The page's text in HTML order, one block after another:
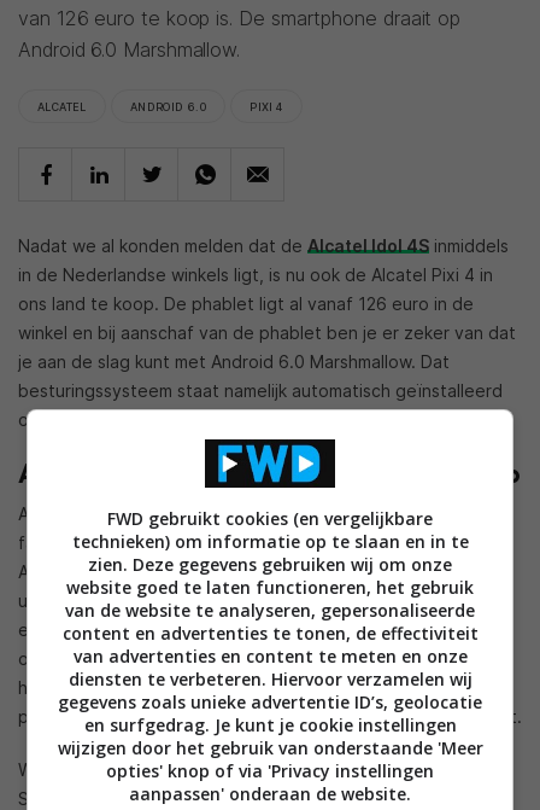
van 126 euro te koop is. De smartphone draait op
Android 6.0 Marshmallow.
ALCATEL ANDROID 6.0 PIXI 4
Nadat we al konden melden dat de Alcatel Idol 4S inmiddels
in de Nederlandse winkels ligt, is nu ook de Alcatel Pixi 4 in
ons land te koop. De phablet ligt al vanaf 126 euro in de
winkel en bij aanschaf van de phablet ben je er zeker van dat
je aan de slag kunt met Android 6.0 Marshmallow. Dat
besturingssysteem staat namelijk automatisch geïnstalleerd
op het 6-inch apparaat.
Alcatel Pixi 4 nu ook in Nederland te koop
Alcatel bouwde in de afgelopen jaren een naam op als
fabrikant dat goedkope toestellen op de markt brengt.
Alhoewel het Chinese bedrijf zo nu en dan weleens een
uitzondering maakt, zoals bij de Idol 4S, is de Pixi 4 weer een
echt betaalbaar toestel. Zoals gezegd draait de smartphone
op Android 6.0. Daarnaast zit er een helder IPS lcd-scherm in
het toestel met een beeldschermresolutie van 1280 x 720
pixels. Duidelijk is dus dat Alcatel hier niet op bezuinigd heeft.
Wat betreft processor is gekozen voor een Qualcomm
Snapdragon 210 met een kloksnelheid van 1,1GHz. Verder
FWD gebruikt cookies (en vergelijkbare
technieken) om informatie op te slaan en in te
zien. Deze gegevens gebruiken wij om onze
website goed te laten functioneren, het gebruik
van de website te analyseren, gepersonaliseerde
content en advertenties te tonen, de effectiviteit
van advertenties en content te meten en onze
diensten te verbeteren. Hiervoor verzamelen wij
gegevens zoals unieke advertentie ID’s, geolocatie
en surfgedrag. Je kunt je cookie instellingen
wijzigen door het gebruik van onderstaande 'Meer
opties' knop of via 'Privacy instellingen
aanpassen' onderaan de website.